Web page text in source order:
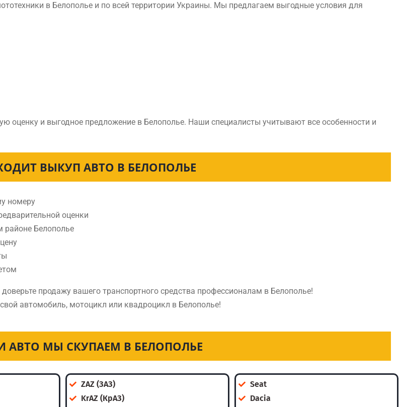
в Белополье и по всей территории Украины. Мы предлагаем выгодные условия для
оценку и выгодное предложение в Белополье. Наши специалисты учитывают все особенности и
ВЫКУП АВТО В БЕЛОПОЛЬЕ
номеру
оценки
районе Белополье
продажу вашего транспортного средства профессионалам в Белополье!
автомобиль, мотоцикл или квадроцикл в Белополье!
АВТО МЫ СКУПАЕМ В БЕЛОПОЛЬЕ
ZAZ (ЗАЗ)
KrAZ (КрАЗ)
Seat
Dacia